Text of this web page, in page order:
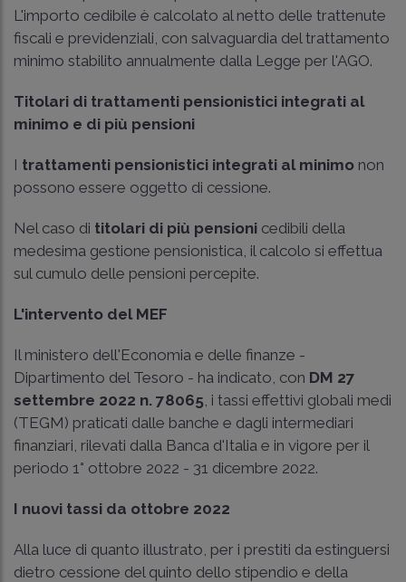
L'importo cedibile è calcolato al netto delle trattenute
fiscali e previdenziali, con salvaguardia del trattamento
minimo stabilito annualmente dalla Legge per l'AGO.
Titolari di trattamenti pensionistici integrati al
minimo e di più pensioni
I trattamenti pensionistici integrati al minimo non
possono essere oggetto di cessione.
Nel caso di titolari di più pensioni cedibili della
medesima gestione pensionistica, il calcolo si effettua
sul cumulo delle pensioni percepite.
L'intervento del MEF
Il ministero dell'Economia e delle finanze -
Dipartimento del Tesoro - ha indicato, con DM 27
settembre 2022 n. 78065 , i tassi effettivi globali medi
(TEGM) praticati dalle banche e dagli intermediari
finanziari, rilevati dalla Banca d'Italia e in vigore per il
periodo 1° ottobre 2022 - 31 dicembre 2022.
I nuovi tassi da ottobre 2022
Alla luce di quanto illustrato, per i prestiti da estinguersi
dietro cessione del quinto dello stipendio e della